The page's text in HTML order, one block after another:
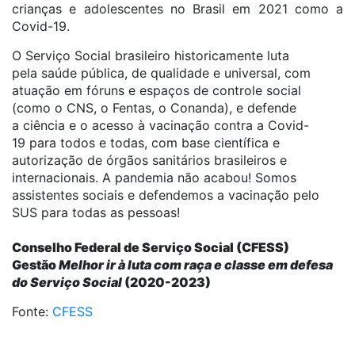
crianças e adolescentes no Brasil em 2021 como a
Covid-19.
O Serviço Social brasileiro historicamente luta
pela saúde pública, de qualidade e universal, com
atuação em fóruns e espaços de controle social
(como o CNS, o Fentas, o Conanda), e defende
a ciência e o acesso à vacinação contra a Covid-
19 para todos e todas, com base científica e
autorização de órgãos sanitários brasileiros e
internacionais. A pandemia não acabou! Somos
assistentes sociais e defendemos a vacinação pelo
SUS para todas as pessoas!
Conselho Federal de Serviço Social (CFESS)
GestãoMelhor ir à luta com raça e classe em defesa
do Serviço Social (2020-2023)
Fonte: CFESS